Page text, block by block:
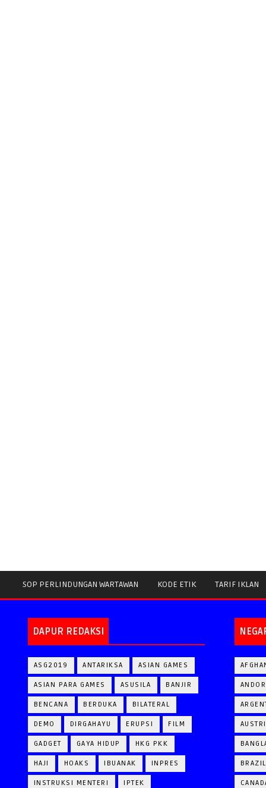
SOP PERLINDUNGAN WARTAWAN KODE ETIK TARIF IKLAN
DAPUR REDAKSI
ASG2019 ANTARIKSA ASIAN GAMES
ASIAN PARA GAMES ASUSILA BANJIR
BENCANA BERDUKA BILATERAL
DEMO DIRGAHAYU ERUPSI FILM
GADGET GAYA HIDUP HKG PKK
HAJI HOAKS IBUANAK INPRES
INSTRUKSI MENTERI IPTEK
BRAZIL